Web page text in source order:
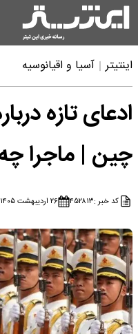
اینتیتر آسیا و اقیانوسیه
ادعای تازه
چین | ماجرا
کد خبر :۴۵۲۸۱۳ ۲۶ اردیبهشت ۱۴۰۵ - ۱۶:۱۵